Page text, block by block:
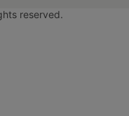
reserved.